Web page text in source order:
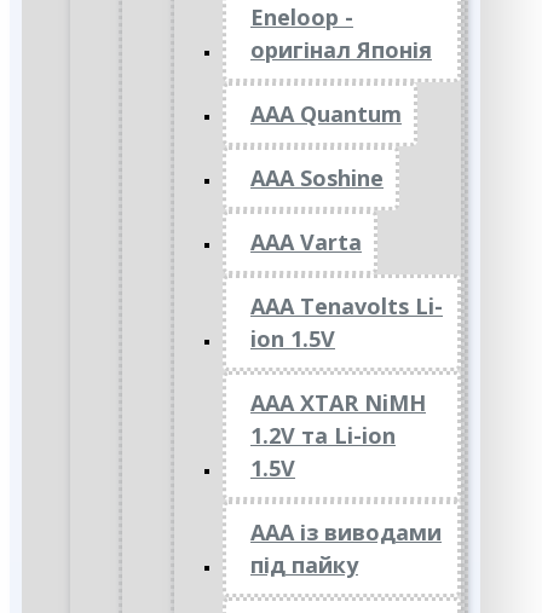
Eneloop -
оригінал Японія
AAA Quantum
AAA Soshine
AAA Varta
AAA Tenavolts Li-
ion 1.5V
AAA XTAR NiMH
1.2V та Li-ion
1.5V
ААА із виводами
під пайку